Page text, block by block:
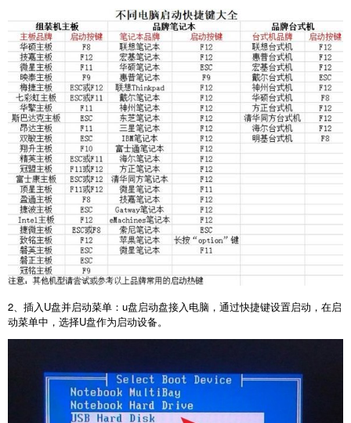
2、插入U盘并启动菜单： u盘启动盘接入电脑，通过快捷键设置启动，在启
动菜单中，选择U盘作为启动设备。